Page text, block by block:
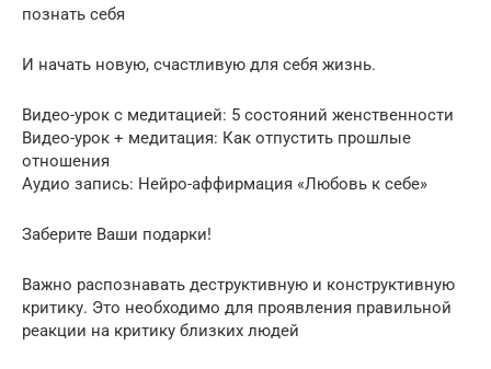
познать себя
И начать новую, счастливую для себя жизнь.
Видео-урок с медитацией: 5 состояний женственности
Видео-урок + медитация: Как отпустить прошлые
отношения
Аудио запись: Нейро-аффирмация «Любовь к себе»
Заберите Ваши подарки!
Важно распознавать деструктивную и конструктивную
критику. Это необходимо для проявления правильной
реакции на критику близких людей